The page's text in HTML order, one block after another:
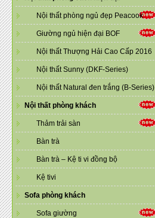
Nội thất phòng ngủ đẹp Peacook
Giường ngủ hiện đại BOF
Nội thất Thượng Hải Cao Cấp 2016
Nội thất Sunny (DKF-Series)
Nội thất Natural đen trắng (B-Series)
Nội thất phòng khách
Thảm trải sàn
Bàn trà
Bàn trà – Kệ ti vi đồng bộ
Kệ tivi
Sofa phòng khách
Sofa giường